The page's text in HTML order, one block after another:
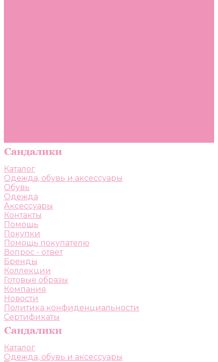
Каталог
Одежда, обувь и аксессуары
Обувь
Одежда
Аксессуары
Контакты
Помощь
Покупки
Помощь покупателю
Вопрос - ответ
Бренды
Коллекции
Готовые образы
Компания
Новости
Политика конфиденциальности
Сертификаты
Каталог
Одежда, обувь и аксессуары